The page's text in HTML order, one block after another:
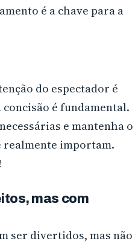
é a chave para a
do espectador é
é fundamental.
e mantenha o
realmente importam.
mas com
ser divertidos, mas não